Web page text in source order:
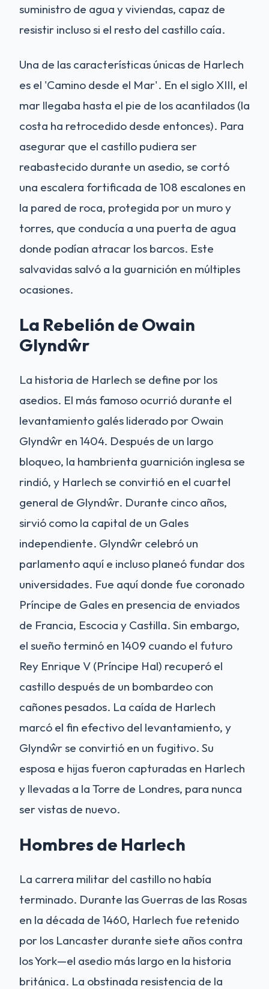
suministro de agua y viviendas, capaz de
resistir incluso si el resto del castillo caía.
Una de las características únicas de Harlech
es el 'Camino desde el Mar'. En el siglo XIII, el
mar llegaba hasta el pie de los acantilados (la
costa ha retrocedido desde entonces). Para
asegurar que el castillo pudiera ser
reabastecido durante un asedio, se cortó
una escalera fortificada de 108 escalones en
la pared de roca, protegida por un muro y
torres, que conducía a una puerta de agua
donde podían atracar los barcos. Este
salvavidas salvó a la guarnición en múltiples
ocasiones.
La Rebelión de Owain
Glyndŵr
La historia de Harlech se define por los
asedios. El más famoso ocurrió durante el
levantamiento galés liderado por Owain
Glyndŵr en 1404. Después de un largo
bloqueo, la hambrienta guarnición inglesa se
rindió, y Harlech se convirtió en el cuartel
general de Glyndŵr. Durante cinco años,
sirvió como la capital de un Gales
independiente. Glyndŵr celebró un
parlamento aquí e incluso planeó fundar dos
universidades. Fue aquí donde fue coronado
Príncipe de Gales en presencia de enviados
de Francia, Escocia y Castilla. Sin embargo,
el sueño terminó en 1409 cuando el futuro
Rey Enrique V (Príncipe Hal) recuperó el
castillo después de un bombardeo con
cañones pesados. La caída de Harlech
marcó el fin efectivo del levantamiento, y
Glyndŵr se convirtió en un fugitivo. Su
esposa e hijas fueron capturadas en Harlech
y llevadas a la Torre de Londres, para nunca
ser vistas de nuevo.
Hombres de Harlech
La carrera militar del castillo no había
terminado. Durante las Guerras de las Rosas
en la década de 1460, Harlech fue retenido
por los Lancaster durante siete años contra
los York—el asedio más largo en la historia
británica. La obstinada resistencia de la